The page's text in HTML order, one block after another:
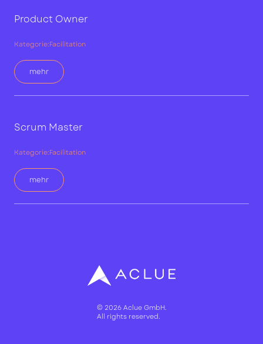
Product Owner
Kategorie:Facilitation
mehr
Scrum Master
Kategorie:Facilitation
mehr
© 2026 Aclue GmbH.
All rights reserved.